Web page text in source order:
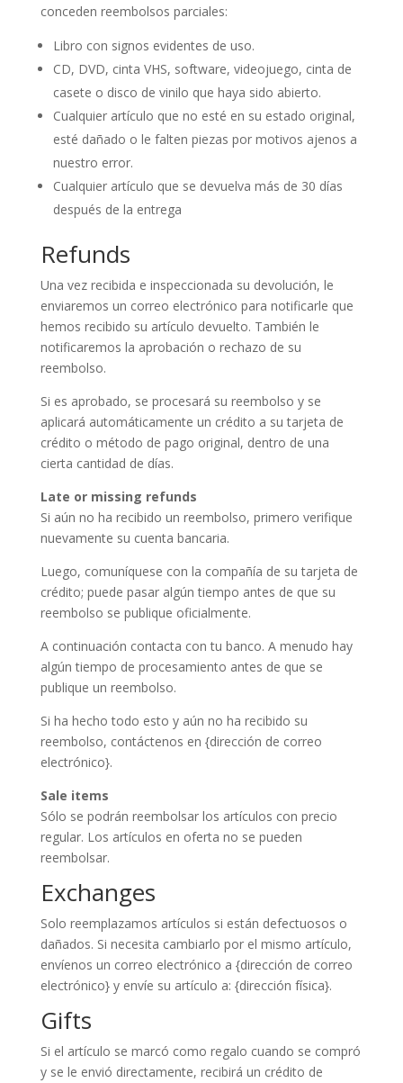
conceden reembolsos parciales:
Libro con signos evidentes de uso.
CD, DVD, cinta VHS, software, videojuego, cinta de
casete o disco de vinilo que haya sido abierto.
Cualquier artículo que no esté en su estado original,
esté dañado o le falten piezas por motivos ajenos a
nuestro error.
Cualquier artículo que se devuelva más de 30 días
después de la entrega
Refunds
Una vez recibida e inspeccionada su devolución, le
enviaremos un correo electrónico para notificarle que
hemos recibido su artículo devuelto. También le
notificaremos la aprobación o rechazo de su
reembolso.
Si es aprobado, se procesará su reembolso y se
aplicará automáticamente un crédito a su tarjeta de
crédito o método de pago original, dentro de una
cierta cantidad de días.
Late or missing refunds
Si aún no ha recibido un reembolso, primero verifique
nuevamente su cuenta bancaria.
Luego, comuníquese con la compañía de su tarjeta de
crédito; puede pasar algún tiempo antes de que su
reembolso se publique oficialmente.
A continuación contacta con tu banco. A menudo hay
algún tiempo de procesamiento antes de que se
publique un reembolso.
Si ha hecho todo esto y aún no ha recibido su
reembolso, contáctenos en {dirección de correo
electrónico}.
Sale items
Sólo se podrán reembolsar los artículos con precio
regular. Los artículos en oferta no se pueden
reembolsar.
Exchanges
Solo reemplazamos artículos si están defectuosos o
dañados. Si necesita cambiarlo por el mismo artículo,
envíenos un correo electrónico a {dirección de correo
electrónico} y envíe su artículo a: {dirección física}.
Gifts
Si el artículo se marcó como regalo cuando se compró
y se le envió directamente, recibirá un crédito de